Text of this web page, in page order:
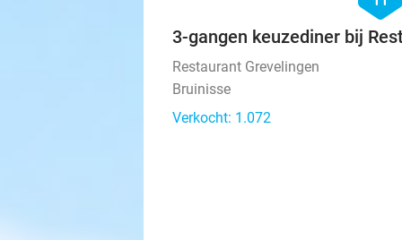
3-gangen keuzediner bij
Restaurant Grevelingen
Bruinisse
Verkocht: 1.072